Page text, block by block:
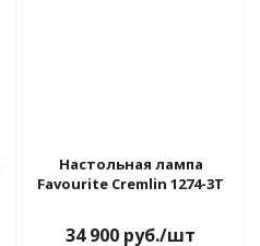
Настольная лампа
Favourite Cremlin 1274-3T
34 900 руб./шт